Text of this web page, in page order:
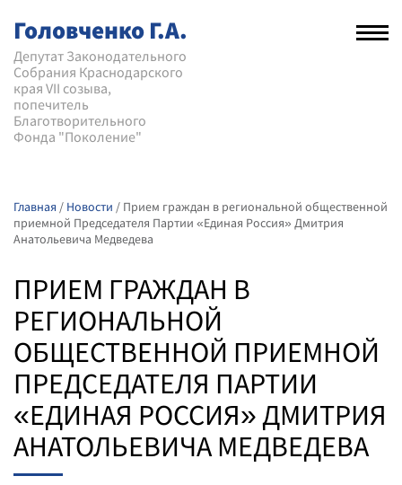
Головченко Г.А.
Депутат Законодательного
Собрания Краснодарского
края VII созыва,
попечитель
Благотворительного
Фонда "Поколение"
Главная / Новости / Прием граждан в региональной общественной
приемной Председателя Партии «Единая Россия» Дмитрия
Анатольевича Медведева
ПРИЕМ ГРАЖДАН В
РЕГИОНАЛЬНОЙ
ОБЩЕСТВЕННОЙ ПРИЕМНОЙ
ПРЕДСЕДАТЕЛЯ ПАРТИИ
«ЕДИНАЯ РОССИЯ» ДМИТРИЯ
АНАТОЛЬЕВИЧА МЕДВЕДЕВА